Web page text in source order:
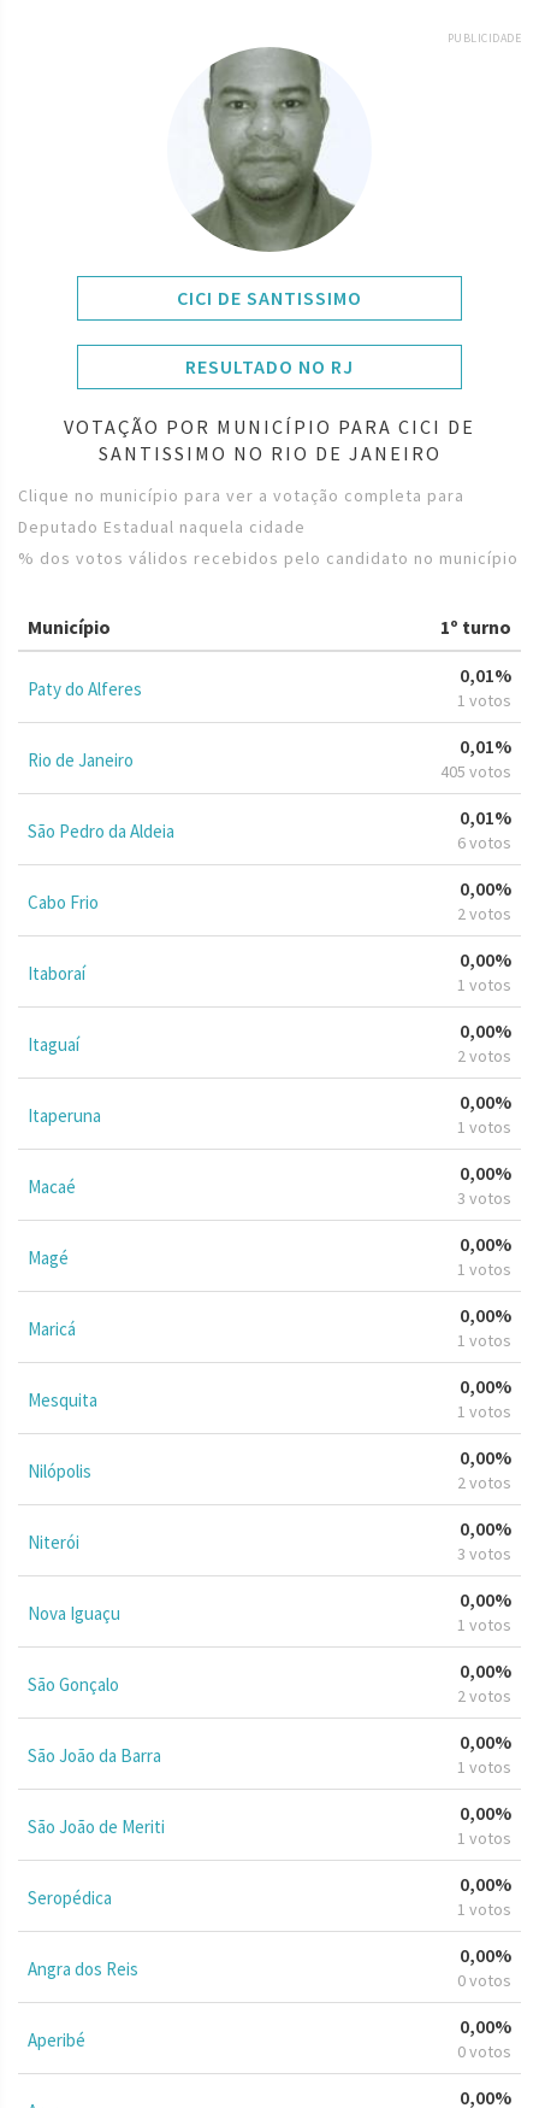
PUBLICIDADE
CICI DE SANTISSIMO
RESULTADO NO RJ
VOTAÇÃO POR MUNICÍPIO PARA CICI DE
SANTISSIMO NO RIO DE JANEIRO
Clique no município para ver a votação completa para
Deputado Estadual naquela cidade
% dos votos válidos recebidos pelo candidato no município
Município 1º turno
Paty do Alferes
0,01%
1 votos
Rio de Janeiro
0,01%
405 votos
São Pedro da Aldeia
0,01%
6 votos
Cabo Frio
0,00%
2 votos
Itaboraí
0,00%
1 votos
Itaguaí
0,00%
2 votos
Itaperuna
0,00%
1 votos
Macaé
0,00%
3 votos
Magé
0,00%
1 votos
Maricá
0,00%
1 votos
Mesquita
0,00%
1 votos
Nilópolis
0,00%
2 votos
Niterói
0,00%
3 votos
Nova Iguaçu
0,00%
1 votos
São Gonçalo
0,00%
2 votos
São João da Barra
0,00%
1 votos
São João de Meriti
0,00%
1 votos
Seropédica
0,00%
1 votos
Angra dos Reis
0,00%
0 votos
Aperibé
0,00%
0 votos
0,00%